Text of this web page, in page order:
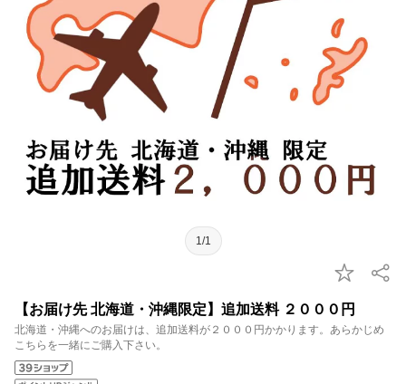
1/1
【お届け先 北海道・沖縄限定】追加送料 ２０００円
北海道・沖縄へのお届けは、追加送料が２０００円かかります。あらかじめ
こちらを一緒にご購入下さい。